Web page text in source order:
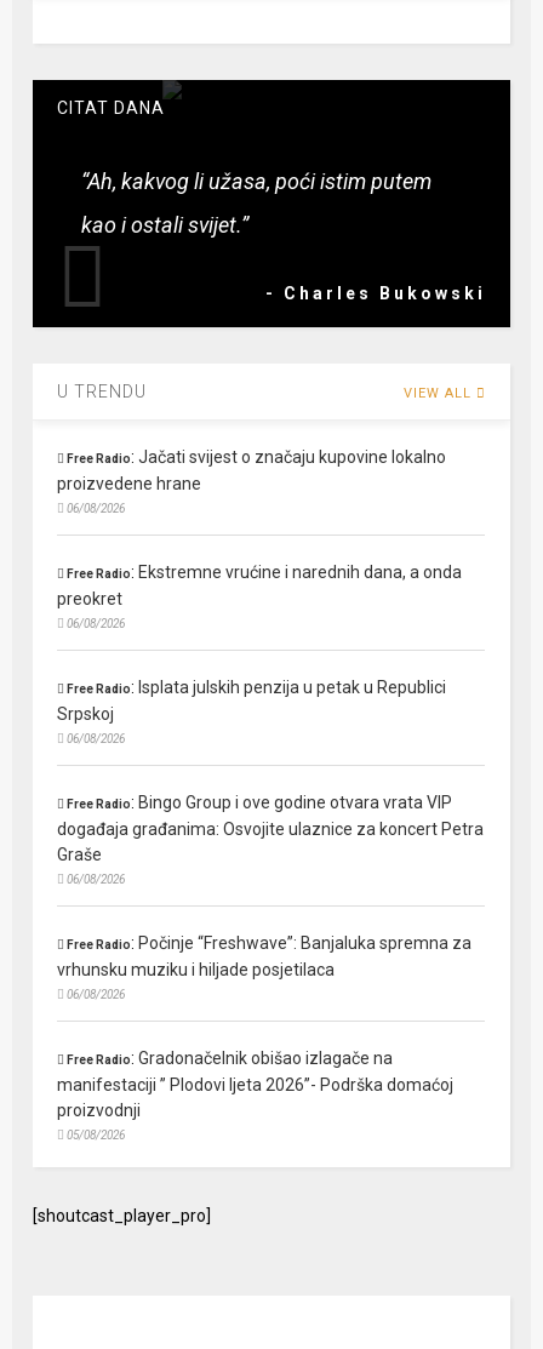
CITAT DANA
“Ah, kakvog li užasa, poći istim putem
kao i ostali svijet.”
- Charles Bukowski
U TRENDU VIEW ALL
Free Radio:Jačati svijest o značaju kupovine lokalno
proizvedene hrane
06/08/2026
Free Radio: Ekstremne vrućine i narednih dana, a onda
preokret
06/08/2026
Free Radio: Isplata julskih penzija u petak u Republici
Srpskoj
06/08/2026
Free Radio: Bingo Group i ove godine otvara vrata VIP
događaja građanima: Osvojite ulaznice za koncert Petra
Graše
06/08/2026
Free Radio: Počinje “Freshwave”: Banjaluka spremna za
vrhunsku muziku i hiljade posjetilaca
06/08/2026
Free Radio:Gradonačelnik obišao izlagače na
manifestaciji ” Plodovi ljeta 2026”- Podrška domaćoj
proizvodnji
05/08/2026
[shoutcast_player_pro]